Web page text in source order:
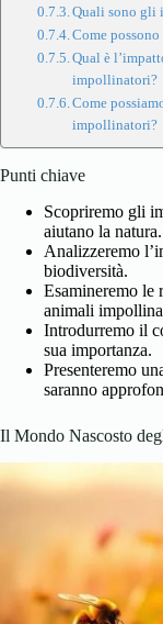
Quali sono gli
Come
Qual è
impollinatori?
Come
impollinatori?
Punti chiave
Scopriremo gli
aiutano la natura.
Analizzeremo
biodiversità.
Esamineremo le
animali
Introdurremo il
sua importanza.
Presenteremo
saranno
Il Mondo Nascosto